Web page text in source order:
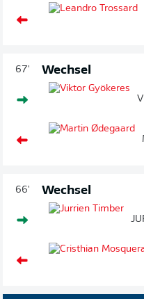
67' Wechsel
66' Wechsel